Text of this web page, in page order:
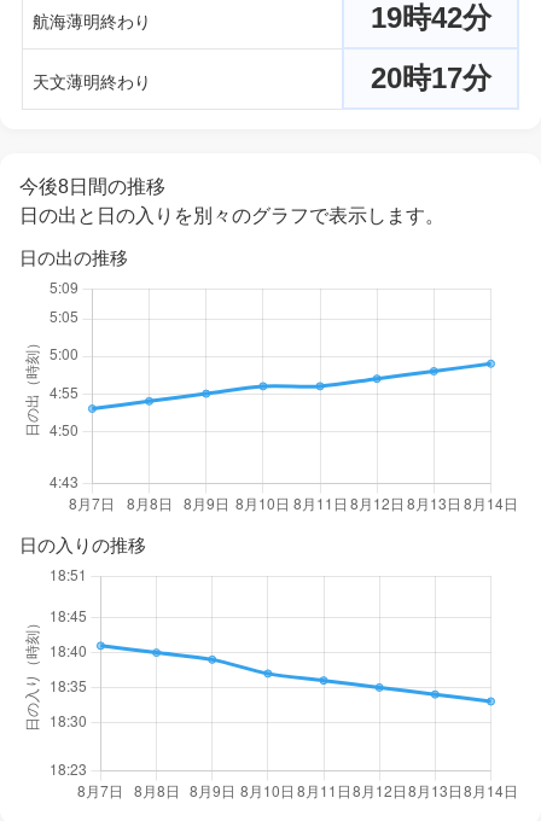
航海薄明終わり 19時42分
天文薄明終わり 20時17分
今後8日間の推移
日の出と日の入りを別々のグラフで表示します。
日の出の推移
日の入りの推移